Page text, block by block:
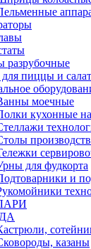
разрубочные
пиццы и
моечные
кухонные
для фудкорта
и
казаны